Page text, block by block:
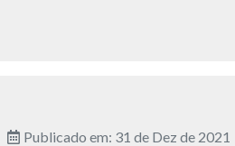
Publicado em: 31 de Dez de 2021